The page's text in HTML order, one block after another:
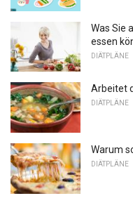
Was Sie
essen
DIÄTPLÄNE
Arbeitet
DIÄTPLÄNE
Warum
DIÄTPLÄNE